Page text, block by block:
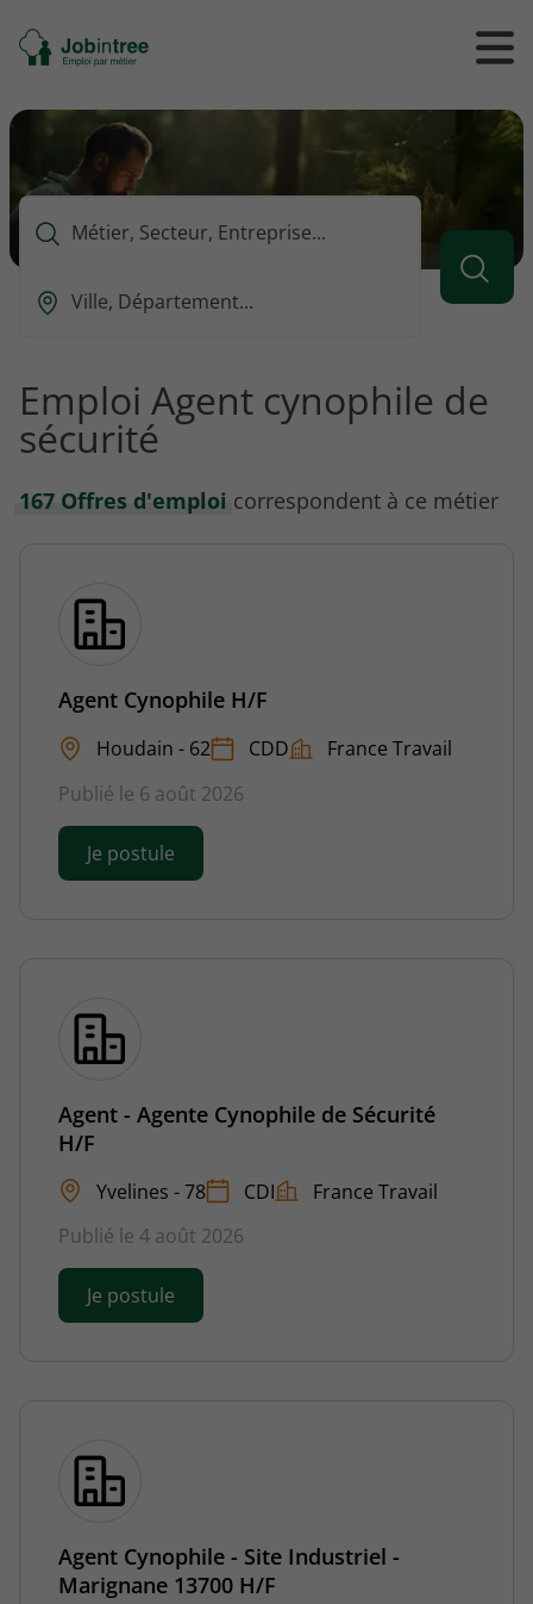
Se
rendre
l'accueil
Ouvrir
/
le
Que
vous
rechercher
Ou
vous
voulez
rechercher
Emploi Agent cynophile de
sécurité
167 Offres d'emploi correspondent à ce métier
Agent Cynophile H/F
Houdain - 62 CDD
France Travail
Publié le 6 août 2026
Je postule
Agent - Agente Cynophile de Sécurité
H/F
Yvelines - 78 CDI
France Travail
Publié le 4 août 2026
Je postule
Agent Cynophile - Site Industriel -
Marignane 13700 H/F